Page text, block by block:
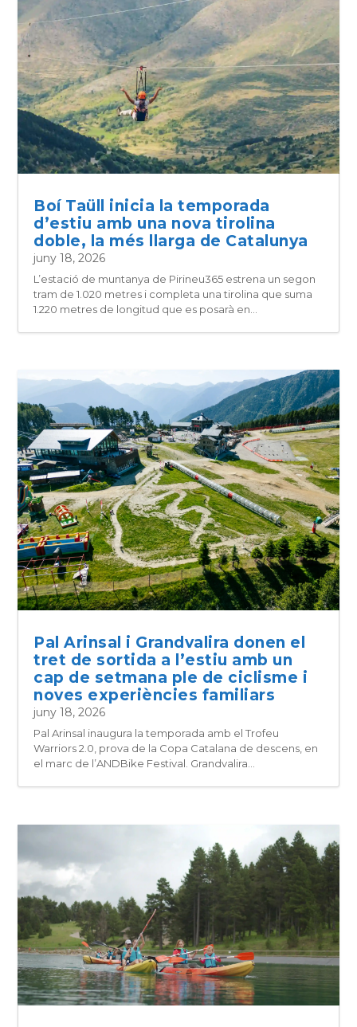
Boí Taüll inicia la temporada
d’estiu amb una nova tirolina
doble, la més llarga de Catalunya
juny 18, 2026
L’estació de muntanya de Pirineu365 estrena un segon
tram de 1.020 metres i completa una tirolina que suma
1.220 metres de longitud que es posarà en...
Pal Arinsal i Grandvalira donen el
tret de sortida a l’estiu amb un
cap de setmana ple de ciclisme i
noves experiències familiars
juny 18, 2026
Pal Arinsal inaugura la temporada amb el Trofeu
Warriors 2.0, prova de la Copa Catalana de descens, en
el marc de l’ANDBike Festival. Grandvalira...